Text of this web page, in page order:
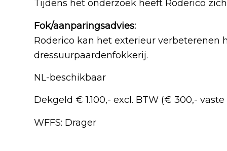
Tijdens het onderzoek heeft Roderico
Fok/aanparingsadvies:
Roderico kan het exterieur verbeterenen
dressuurpaardenfokkerij.
NL-beschikbaar
Dekgeld € 1.100,- excl. BTW (€ 300,-
WFFS: Drager